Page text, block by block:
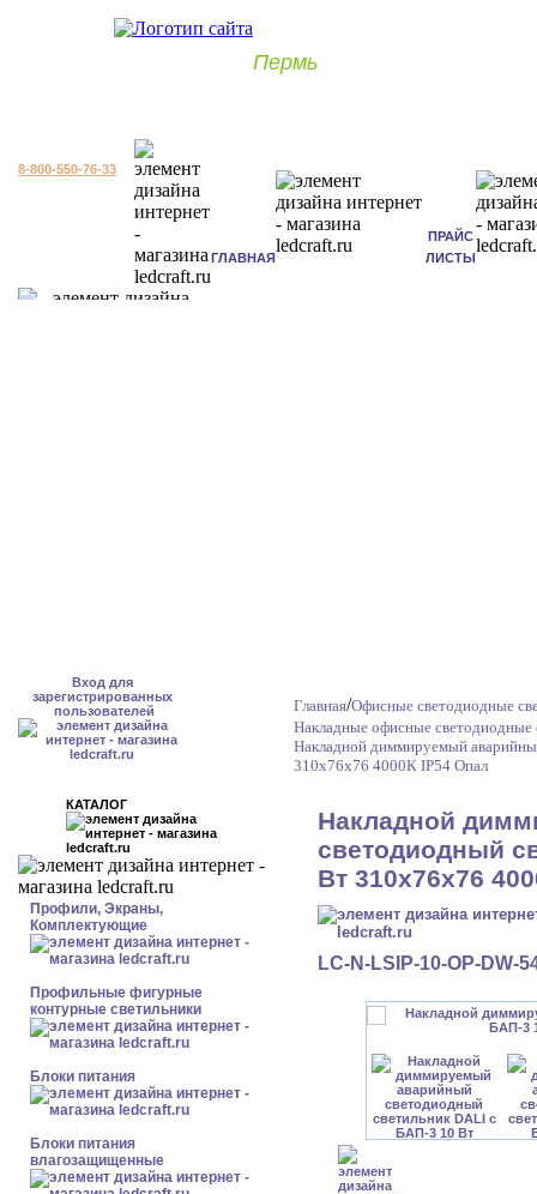
Пермь
8-800-550-76-33
ГЛАВНАЯ
ПРАЙС
ЛИСТЫ
Вход для
зарегистрированных
пользователей
КАТАЛОГ
Профили, Экраны,
Комплектующие
Профильные фигурные
контурные светильники
Блоки питания
Блоки питания
влагозащищенные
Главная/Офисные светодиодные
Накладные офисные
Накладной диммируемый
310x76x76 4000К IP54 Опал
Накладной
светодиодный
Вт 310x76x76
LC-N-LSIP-10-OP-DW-